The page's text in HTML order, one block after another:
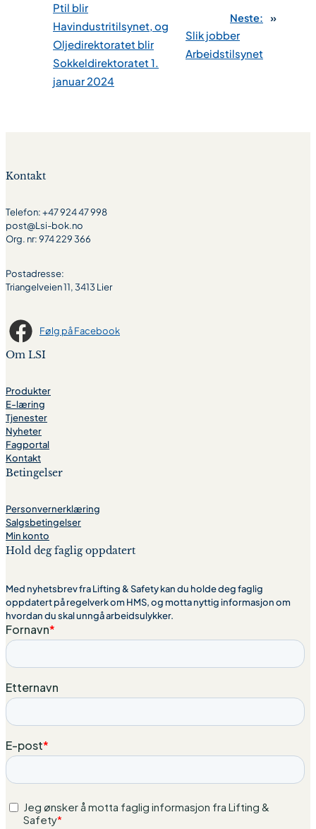
Ptil blir
Havindustritilsynet, og
Oljedirektoratet blir
Sokkeldirektoratet 1.
januar 2024
Neste:
Slik jobber
Arbeidstilsynet
»
Kontakt
Telefon: +47 924 47 998
post@Lsi-bok.no
Org. nr: 974 229 366
Postadresse:
Triangelveien 11, 3413 Lier
Følg på Facebook
Om LSI
Produkter
E-læring
Tjenester
Nyheter
Fagportal
Kontakt
Betingelser
Personvernerklæring
Salgsbetingelser
Min konto
Hold deg faglig oppdatert
Med nyhetsbrev fra Lifting & Safety kan du holde deg faglig
oppdatert på regelverk om HMS, og motta nyttig informasjon om
hvordan du skal unngå arbeidsulykker.